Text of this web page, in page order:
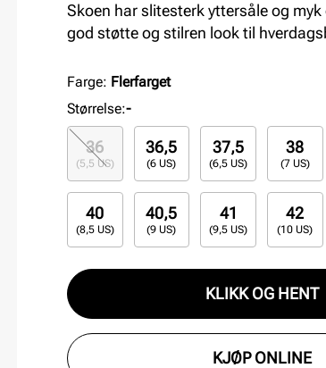
Skoen har slitesterk yttersåle og myk
god støtte og stilren look til
Farge: Flerfarget
Størrelse:-
36
(5,5 US)
36,5
(6 US)
37,5
(6,5 US)
38
(7 US)
40
(8,5 US)
40,5
(9 US)
41
(9,5 US)
42
(10 US)
KLIKK OG HENT
KJØP ONLINE